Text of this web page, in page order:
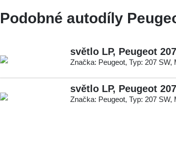
Podobné autodíly
světlo LP, Peugeot
Značka: Peugeot, Typ: 207
světlo LP, Peugeot
Značka: Peugeot, Typ: 207